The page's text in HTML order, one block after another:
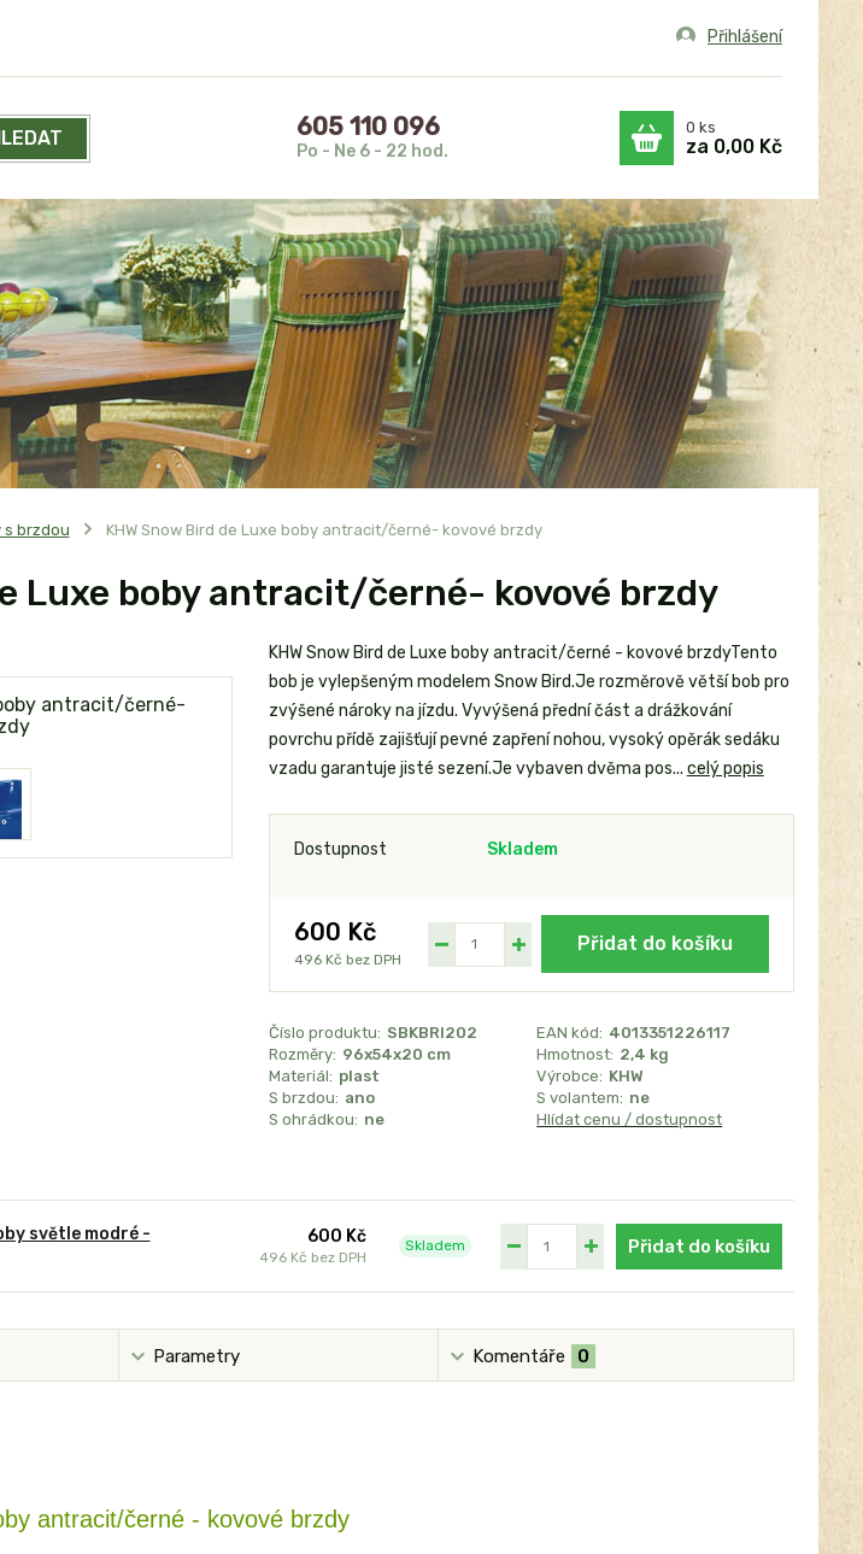
Přihlášení
605 110 096
Po - Ne 6 - 22 hod.
0 ks
za 0,00 Kč
s brzdou KHW Snow Bird de Luxe boby antracit/černé- kovové brzdy
Luxe boby antracit/černé- kovové brzdy
KHW Snow Bird de Luxe boby antracit/černé - kovové brzdyTento
bob je vylepšeným modelem Snow Bird.Je rozměrově větší bob pro
zvýšené nároky na jízdu. Vyvýšená přední část a drážkování
povrchu přídě zajišťují pevné zapření nohou, vysoký opěrák sedáku
vzadu garantuje jisté sezení.Je vybaven dvěma pos... celý popis
Dostupnost Skladem
600 Kč
496 Kč bez DPH
Přidat do košíku
Číslo produktu: SBKBRI202 EAN kód: 4013351226117
Rozměry: 96x54x20 cm Hmotnost: 2,4 kg
Materiál: plast Výrobce: KHW
S brzdou: ano S volantem: ne
S ohrádkou: ne Hlídat cenu / dostupnost
světle modré -
600 Kč
496 Kč bez DPH
Skladem Přidat do košíku
Parametry Komentáře 0
antracit/černé - kovové brzdy